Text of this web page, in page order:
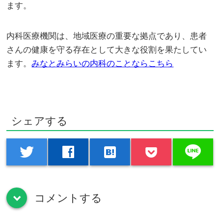
ます。
内科医療機関は、地域医療の重要な拠点であり、患者
さんの健康を守る存在として大きな役割を果たしてい
ます。みなとみらいの内科のことならこちら
シェアする
twitter facebook hatenabookmark line
down コメントする